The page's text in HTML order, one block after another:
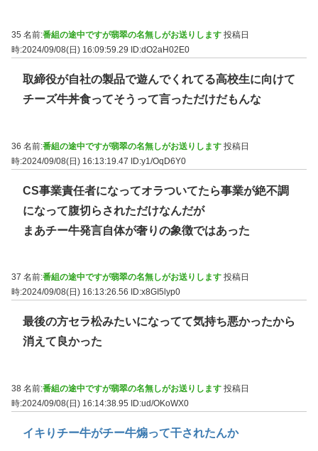
35 名前:番組の途中ですが翡翠の名無しがお送りします 投稿日
時:2024/09/08(日) 16:09:59.29
ID:dO2aH02E0
取締役が自社の製品で遊んでくれてる高校生に向けて
チーズ牛丼食ってそうって言っただけだもんな
36 名前:番組の途中ですが翡翠の名無しがお送りします 投稿日
時:2024/09/08(日) 16:13:19.47 ID:y1/OqD6Y0
CS事業責任者になってオラついてたら事業が絶不調
になって腹切らされただけなんだが
まあチー牛発言自体が奢りの象徴ではあった
37 名前:番組の途中ですが翡翠の名無しがお送りします 投稿日
時:2024/09/08(日) 16:13:26.56
ID:x8GI5lyp0
最後の方セラ松みたいになってて気持ち悪かったから
消えて良かった
38 名前:番組の途中ですが翡翠の名無しがお送りします 投稿日
時:2024/09/08(日) 16:14:38.95 ID:ud/OKoWX0
イキりチー牛がチー牛煽って干されたんか